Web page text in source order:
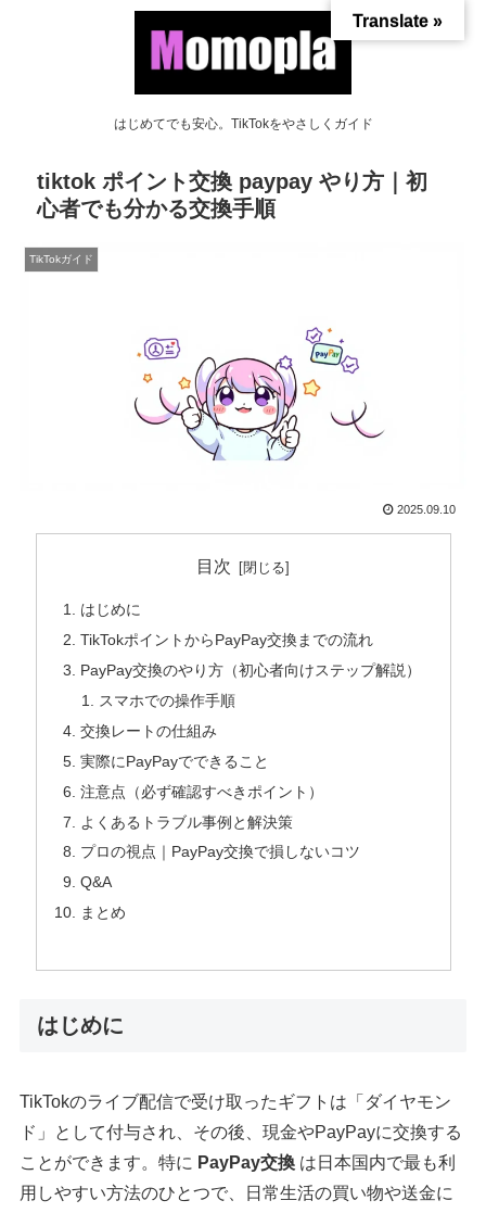
はじめてでも安心。TikTokをやさしくガイド
tiktok ポイント交換 paypay やり方｜初
心者でも分かる交換手順
TikTokガイド
2025.09.10
目次
はじめに
TikTokポイントからPayPay交換までの流れ
PayPay交換のやり方（初心者向けステップ解説）
スマホでの操作手順
交換レートの仕組み
実際にPayPayでできること
注意点（必ず確認すべきポイント）
よくあるトラブル事例と解決策
プロの視点｜PayPay交換で損しないコツ
Q&A
まとめ
はじめに
TikTokのライブ配信で受け取ったギフトは「ダイヤモン
ド」として付与され、その後、現金やPayPayに交換する
ことができます。特に PayPay交換 は日本国内で最も利
用しやすい方法のひとつで、日常生活の買い物や送金に
Translate »